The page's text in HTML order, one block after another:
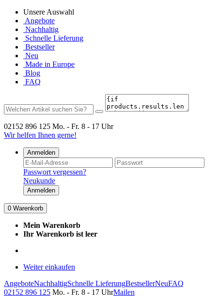
Unsere Auswahl
Angebote
Nachhaltig
Schnelle Lieferung
Bestseller
Neu
Made in Europe
Blog
FAQ
02152 896 125 Mo. - Fr. 8 - 17 Uhr
Wir helfen Ihnen gerne!
Anmelden
Passwort vergessen?
Neukunde
Anmelden
0 Warenkorb
Mein Warenkorb
Ihr Warenkorb ist leer
Weiter einkaufen
AngeboteNachhaltigSchnelle LieferungBestsellerNeuFAQ
02152 896 125 Mo. - Fr. 8 - 17 UhrMailen